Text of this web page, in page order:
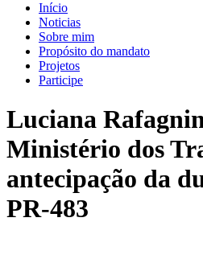
Início
Noticias
Sobre mim
Propósito do mandato
Projetos
Participe
Luciana
Ministério dos
antecipação da
PR-483